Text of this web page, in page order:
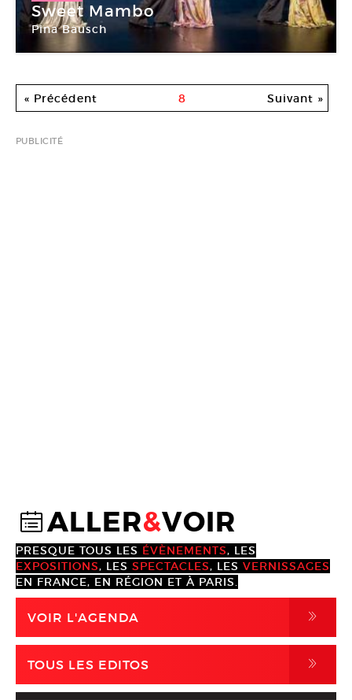
Sweet Mambo
Pina Bausch
« Précédent 8 Suivant »
PUBLICITÉ
@ALLER&VOIR
PRESQUE TOUS LES ÉVÈNEMENTS, LES
EXPOSITIONS, LES SPECTACLES, LES VERNISSAGES
EN FRANCE, EN RÉGION ET À PARIS.
VOIR L'AGENDA ,
TOUS LES EDITOS ,